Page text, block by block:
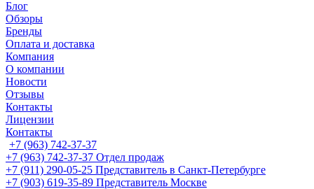
Блог
Обзоры
Бренды
Оплата и доставка
Компания
О компании
Новости
Отзывы
Контакты
Лицензии
Контакты
+7 (963) 742-37-37
+7 (963) 742-37-37 Отдел продаж
+7 (911) 290-05-25 Представитель в Санкт-Петербурге
+7 (903) 619-35-89 Представитель Москве